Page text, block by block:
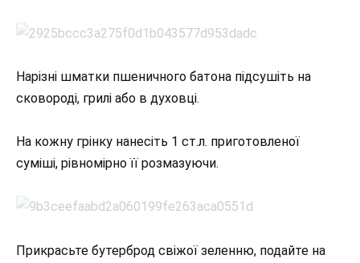
Нарізні шматки пшеничного батона підсушіть на
сковороді, грилі або в духовці.
На кожну грінку нанесіть 1 ст.л. приготовленої
суміші, рівномірно її розмазуючи.
Прикрасьте бутерброд свіжої зеленню, подайте на